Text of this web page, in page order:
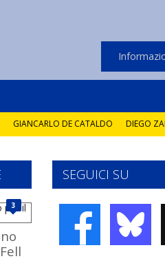
GIANCARLO DE CATALDO DIEGO
SEGUICI SU
3